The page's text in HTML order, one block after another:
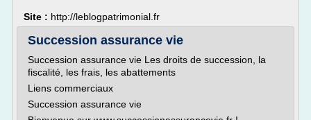
Site : http://leblogpatrimonial.fr
Succession assurance vie
Succession assurance vie Les droits de succession, la
fiscalité, les frais, les abattements
Liens commerciaux
Succession assurance vie